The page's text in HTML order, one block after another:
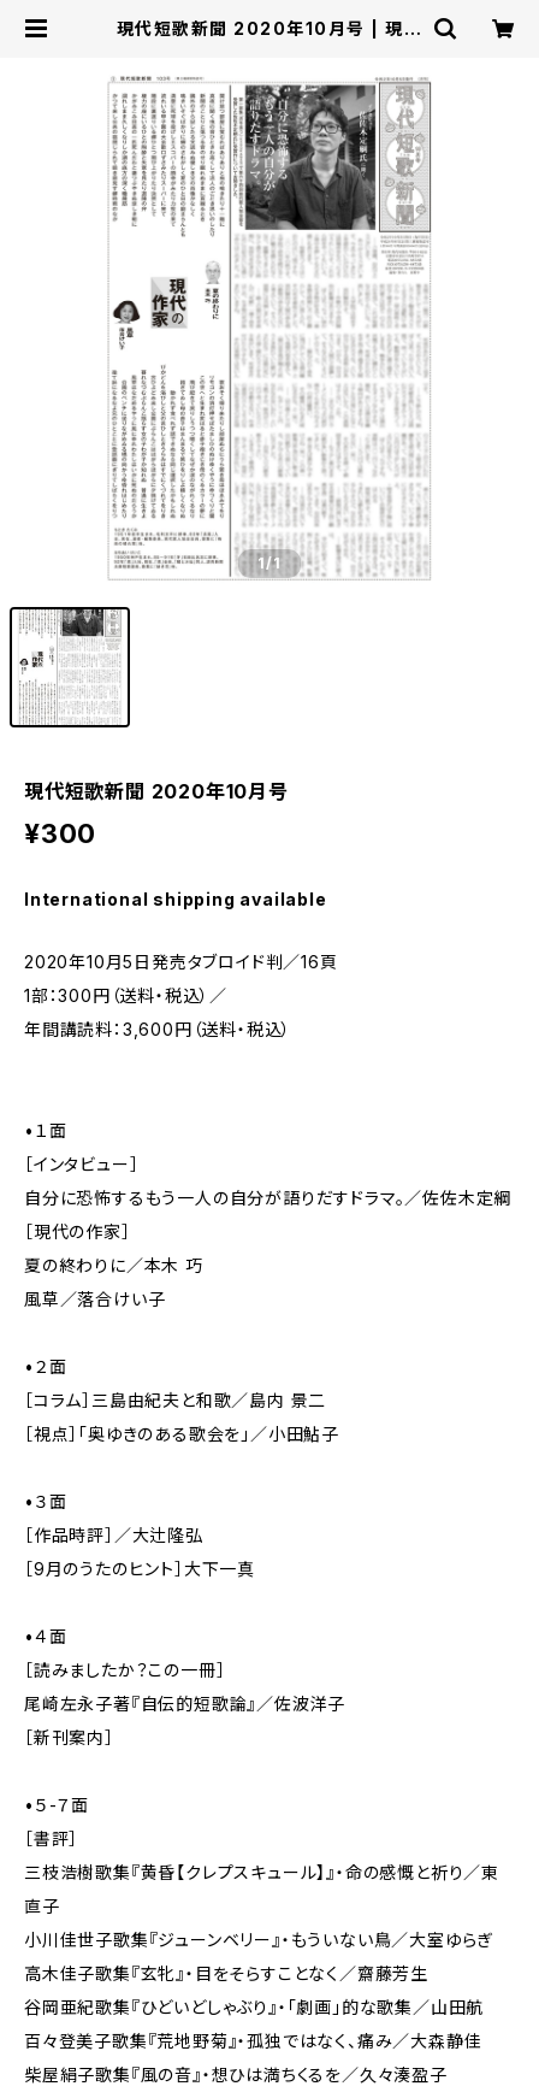
現代短歌新聞 2020年10月号 | 現代
1/1
現代短歌新聞 2020年10月号
¥300
International shipping available
2020年10月5日発売タブロイド判／16頁
1部：300円（送料・税込）／
年間講読料：3,600円（送料・税込）
•１面
［インタビュー］
自分に恐怖するもう一人の自分が語りだすドラマ。／佐佐木定綱
［現代の作家］
夏の終わりに／本木 巧
風草／落合けい子
•２面
［コラム］三島由紀夫と和歌／島内 景二
［視点］「奥ゆきのある歌会を」／小田鮎子
•３面
［作品時評］／大辻隆弘
［9月のうたのヒント］大下一真
•４面
［読みましたか？この一冊］
尾崎左永子著『自伝的短歌論』／佐波洋子
［新刊案内］
•５-７面
［書評］
三枝浩樹歌集『黄昏【クレプスキュール】』・命の感慨と祈り／東
直子
小川佳世子歌集『ジューンベリー』・もういない鳥／大室ゆらぎ
高木佳子歌集『玄牝』・目をそらすことなく／齋藤芳生
谷岡亜紀歌集『ひどいどしゃぶり』・「劇画」的な歌集／山田航
百々登美子歌集『荒地野菊』・孤独ではなく、痛み／大森静佳
柴屋絹子歌集『風の音』・想ひは満ちくるを／久々湊盈子